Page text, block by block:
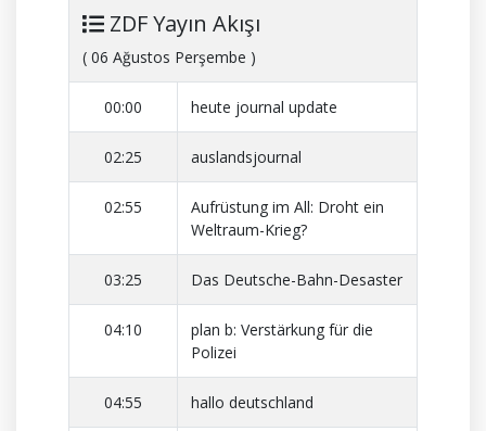
ZDF Yayın Akışı
( 06 Ağustos Perşembe )
00:00 heute journal update
02:25 auslandsjournal
02:55
Aufrüstung im All: Droht ein
Weltraum-Krieg?
03:25 Das Deutsche-Bahn-Desaster
04:10
plan b: Verstärkung für die
Polizei
04:55 hallo deutschland